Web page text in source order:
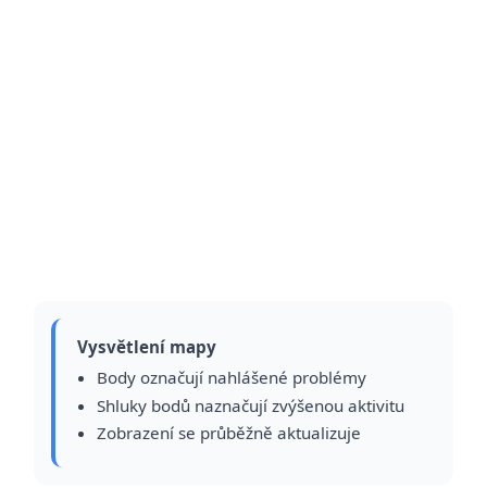
Vysvětlení mapy
Body označují nahlášené problémy
Shluky bodů naznačují zvýšenou aktivitu
Zobrazení se průběžně aktualizuje